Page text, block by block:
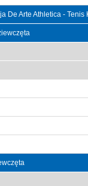
De Arte Athletica -